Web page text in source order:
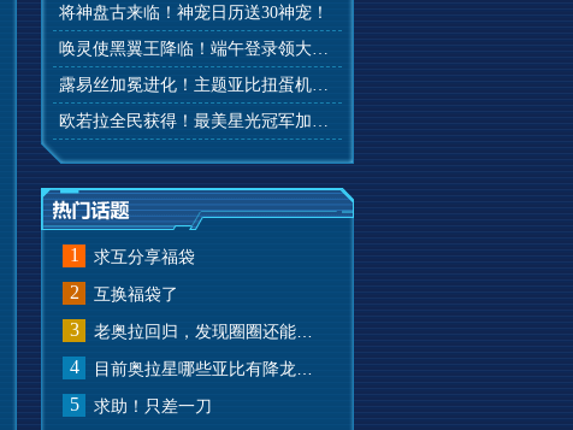
将神盘古来临！神宠日历送30神宠！
唤灵使黑翼王降临！端午登录领大礼！
露易丝加冕进化！主题亚比扭蛋机来啦！
欧若拉全民获得！最美星光冠军加冕！
1 求互分享福袋
2 互换福袋了
3
4
5 求助！只差一刀